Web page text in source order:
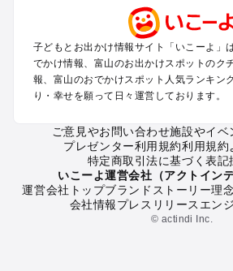
富山の定番お出かけスポット
富山の遊園地
富山の動物園
富山のバーベキュー
富山の牧場
富山のプール
富山のアスレチック
富山の公園・総合公園
富山の観光
子どもとお出かけ情報サイト「いこーよ」
でかけ情報、富山のお出かけスポットのク
報、富山のおでかけスポット人気ランキン
り・幸せを願って日々運営しております。
ご意見やお問い合わせ施設やイベ
プレゼンター利用規約利用規約
特定商取引法に基づく表記
いこーよ運営会社（アクトイン
運営会社トップブランドストーリー理念
会社情報プレスリリース エン
© actindi Inc.